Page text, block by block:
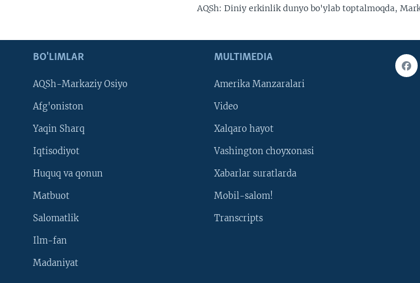
AQSh: Diniy erkinlik dunyo bo'ylab toptalmoqda,
BO'LIMLAR
AQSh-Markaziy Osiyo
Afg'oniston
Yaqin Sharq
Iqtisodiyot
Huquq va qonun
Matbuot
Salomatlik
Ilm-fan
Madaniyat
MULTIMEDIA
Amerika Manzaralari
Video
Xalqaro hayot
Vashington choyxonasi
Xabarlar suratlarda
Mobil-salom!
Transcripts